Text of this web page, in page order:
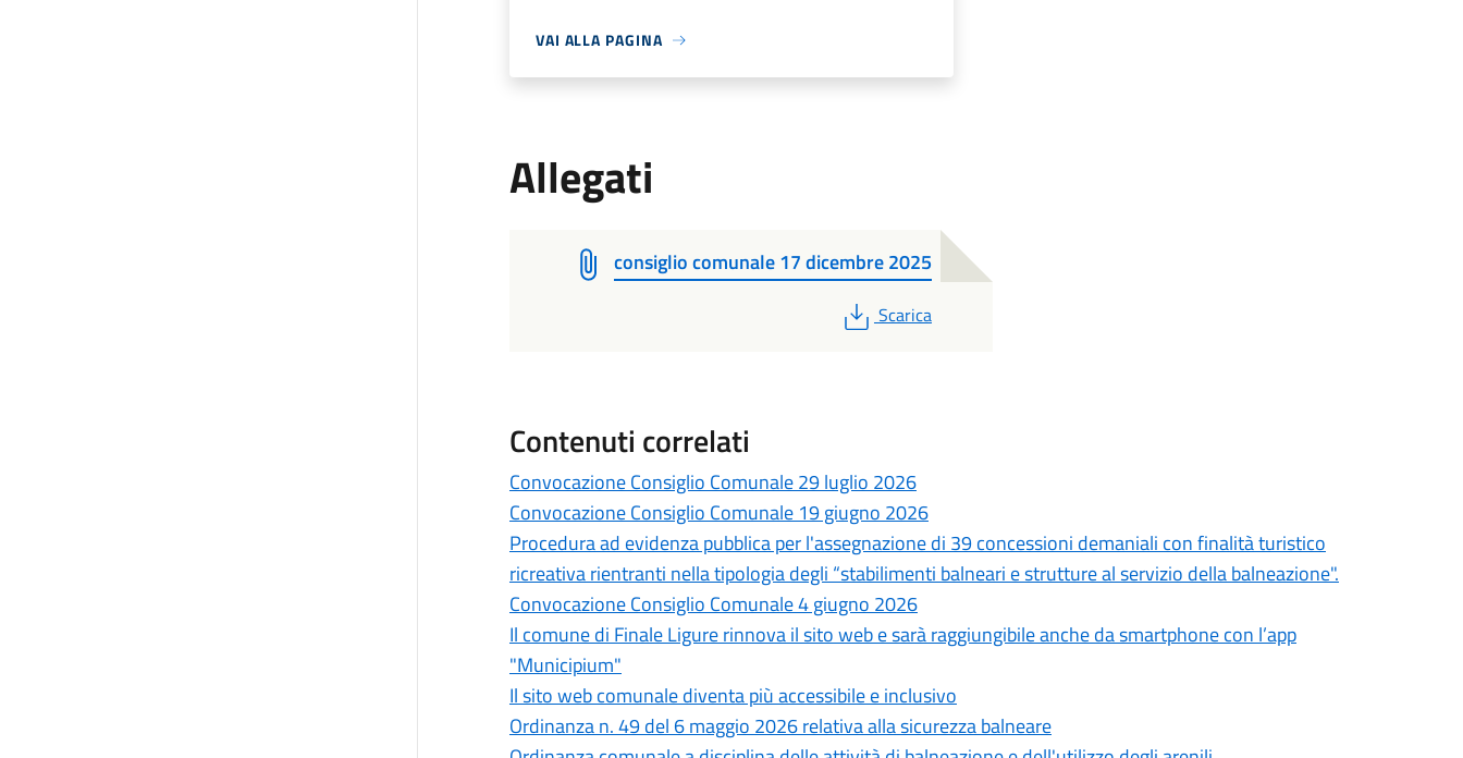
VAI ALLA PAGINA
Allegati
consiglio comunale 17 dicembre 2025
PDF
Scarica
Contenuti correlati
Convocazione Consiglio Comunale 29 luglio 2026
Convocazione Consiglio Comunale 19 giugno 2026
Procedura ad evidenza pubblica per l'assegnazione di 39 concessioni demaniali con finalità turistico
ricreativa rientranti nella tipologia degli “stabilimenti balneari e strutture al servizio della balneazione".
Convocazione Consiglio Comunale 4 giugno 2026
Il comune di Finale Ligure rinnova il sito web e sarà raggiungibile anche da smartphone con l’app
"Municipium"
Il sito web comunale diventa più accessibile e inclusivo
Ordinanza n. 49 del 6 maggio 2026 relativa alla sicurezza balneare